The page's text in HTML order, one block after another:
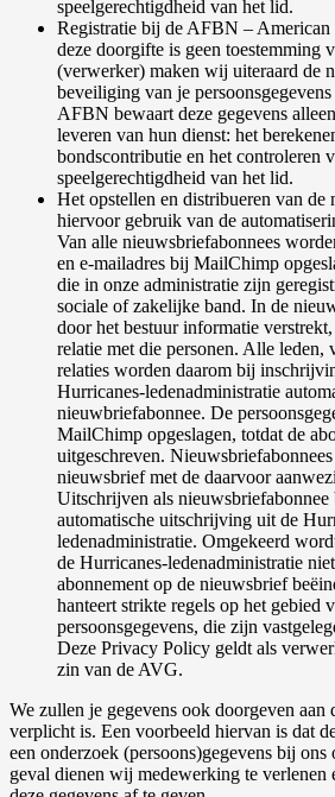
speelgerechtigdheid van het lid.
Registratie bij de AFBN –
deze doorgifte is geen toestemming
(verwerker) maken wij uiteraard de
beveiliging van je
AFBN bewaart deze gegevens
leveren van hun dienst: het
bondscontributie en het controleren
speelgerechtigdheid van het lid.
Het opstellen en distribueren van
hiervoor gebruik van de
Van alle nieuwsbriefabonnees
en e-mailadres bij MailChimp
die in onze administratie zijn
sociale of zakelijke band. In de
door het bestuur informatie
relatie met die personen. Alle
relaties worden daarom bij
Hurricanes-ledenadministratie
nieuwbriefabonnee. De
MailChimp opgeslagen, totdat de
uitgeschreven.
nieuwsbrief met de daarvoor
Uitschrijven als
automatische uitschrijving uit de
ledenadministratie. Omgekeerd
de Hurricanes-ledenadministratie
abonnement op de nieuwsbrief
hanteert strikte regels op het gebied
persoonsgegevens, die zijn
Deze Privacy Policy geldt als
zin van de AVG.
We zullen je gegevens ook doorgeven aan
verplicht is. Een voorbeeld hiervan is dat
een onderzoek (persoons)gegevens bij
geval dienen wij medewerking te